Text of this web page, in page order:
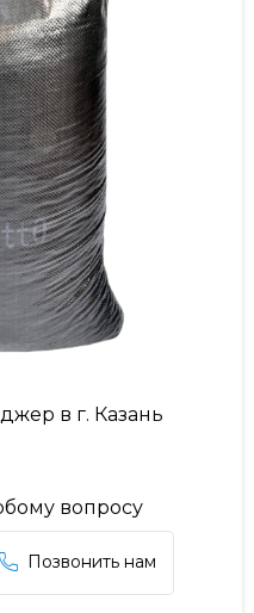
в г. Казань
вопросу
Позвонить нам